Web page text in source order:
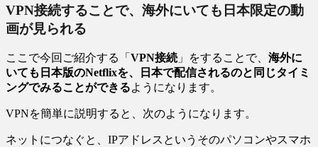
VPN接続することで、海外にいても日本限定の動
画が見られる
ここで今回ご紹介する「 VPN接続 」をすることで、 海外に
いても日本版のNetflixを、日本で配信されるのと同じタイミ
ングでみることができるようになります。
VPNを簡単に説明すると、次のようになります。
ネットにつなぐと、IPアドレスというそのパソコンやスマホ